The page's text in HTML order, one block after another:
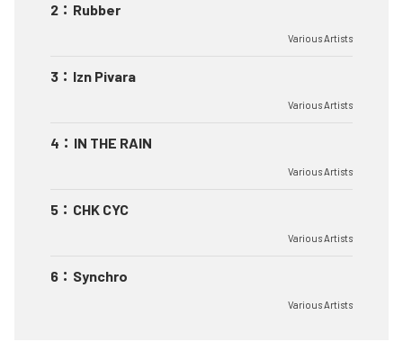
2 ： Rubber
Various Artists
3 ： Izn Pivara
Various Artists
4 ： IN THE RAIN
Various Artists
5 ： CHK CYC
Various Artists
6 ： Synchro
Various Artists